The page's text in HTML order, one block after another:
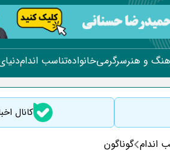
و هنرسرگرمیخانوادهتناسب اندام
کانال
اندام گوناگون